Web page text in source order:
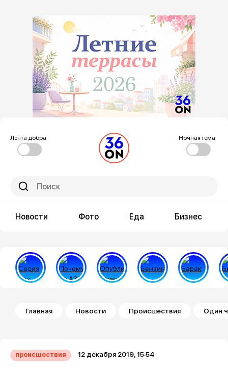
Лента добра Ночная тема
Новости Фото Еда Бизнес
Строка навигации
Главная Новости Происшествия Один
происшествия 12 декабря 2019, 15:54